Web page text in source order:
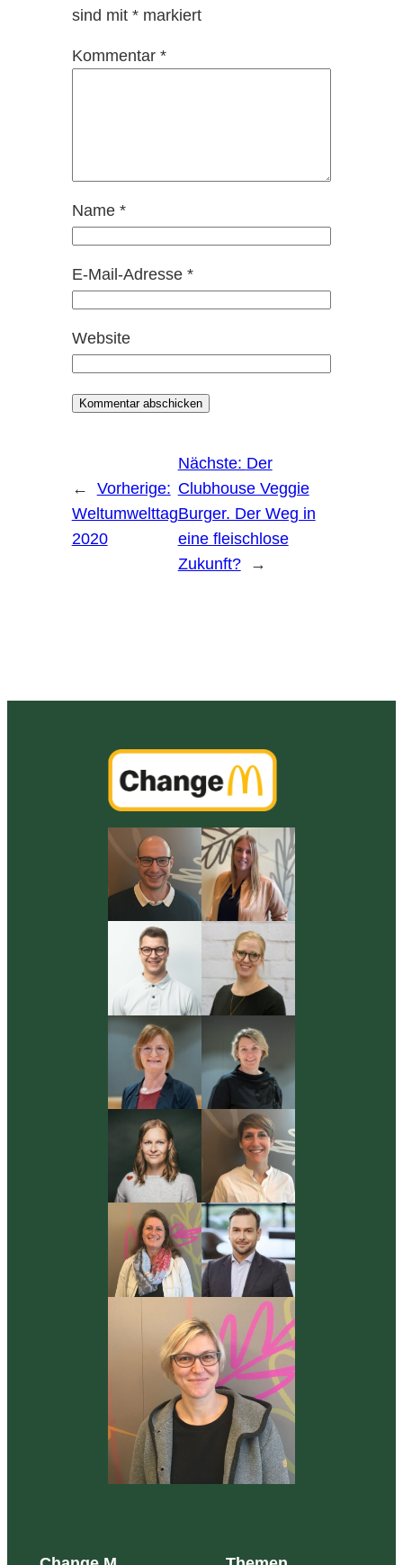
sind mit *markiert
Kommentar *
Name *
E-Mail-Adresse *
Website
←
Vorherige:
Weltumwelttag
2020
Nächste: Der
Clubhouse Veggie
Burger. Der Weg in
eine fleischlose
Zukunft?
→